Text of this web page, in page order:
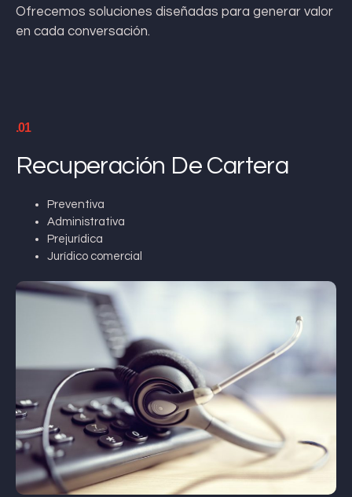
Ofrecemos soluciones diseñadas para generar valor
en cada conversación.
.01
Recuperación De Cartera
Preventiva
Administrativa
Prejurídica
Jurídico comercial